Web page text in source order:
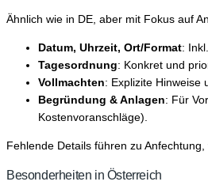
Ähnlich wie in DE, aber mit Fokus auf
Datum, Uhrzeit, Ort/Format:
Tagesordnung: Konkret und
Vollmachten: Explizite Hinweise
Begründung & Anlagen: Für
Kostenvoranschläge).
Fehlende Details führen zu
Besonderheiten in Österreich